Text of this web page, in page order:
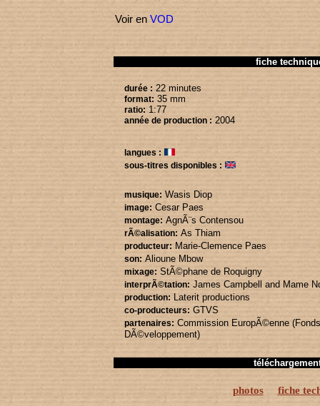
Voir en VOD
fiche
durée : 22 minutes
format: 35 mm
ratio: 1:77
année de production : 2004
langues :
sous-titres disponibles :
musique: Wasis Diop
image: Cesar Paes
montage: AgnÃ¨s Contensou
rÃ©alisation: As Thiam
producteur: Marie-Clemence Paes
son: Alioune Mbow
mixage: StÃ©phane de Roquigny
interprÃ©tation: James Campbell and Mame
production: Laterit productions
co-producteurs: GTVS
partenaires: Commission EuropÃ©enne
DÃ©veloppement)
photos fiche